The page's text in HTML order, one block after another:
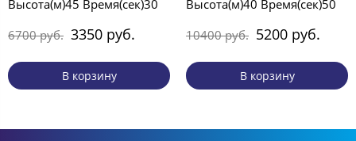
Высота(м)45 Время(сек)30
6700 руб. 3350 руб.
В корзину
Высота(м)40 Время(сек)50
10400 руб. 5200 руб.
В корзину